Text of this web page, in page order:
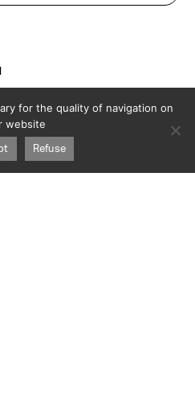
for the quality of navigation on
website
Refuse